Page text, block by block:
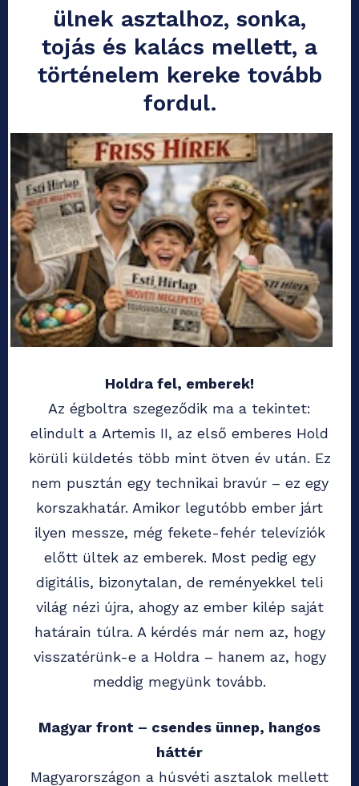
ülnek asztalhoz, sonka,
tojás és kalács mellett, a
történelem kereke tovább
fordul.
Holdra fel, emberek!
Az égboltra szegeződik ma a tekintet:
elindult a Artemis II, az első emberes Hold
körüli küldetés több mint ötven év után. Ez
nem pusztán egy technikai bravúr – ez egy
korszakhatár. Amikor legutóbb ember járt
ilyen messze, még fekete-fehér televíziók
előtt ültek az emberek. Most pedig egy
digitális, bizonytalan, de reményekkel teli
világ nézi újra, ahogy az ember kilép saját
határain túlra. A kérdés már nem az, hogy
visszatérünk-e a Holdra – hanem az, hogy
meddig megyünk tovább.
Magyar front – csendes ünnep, hangos
háttér
Magyarországon a húsvéti asztalok mellett